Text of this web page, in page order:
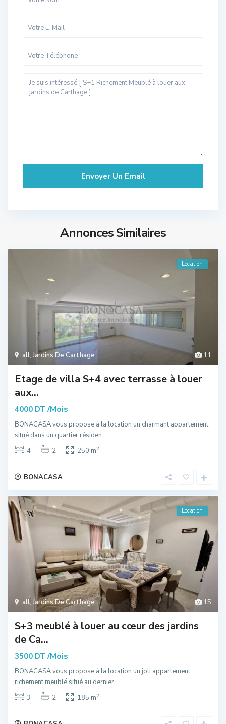
Annonces Similaires
11
all,Jardins De Carthage
Location
Etage de villa S+4 avec terrasse à louer
aux...
4000 DT /Mois
BONACASA vous propose à la location un charmant appartement
situé dans un quartier résiden ...
4
2 250 m2
BONACASA
15
all,Jardins De Carthage
Location
S+3 meublé à louer au cœur des jardins
de Ca...
3500 DT /Mois
BONACASA vous propose à la location un joli appartement
richement meublé situé au dernier...
3
2 185 m2